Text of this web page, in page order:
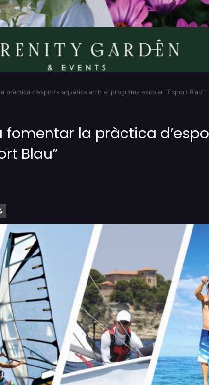
d’esports aquàtics amb el programa escolar “Esport Blau”
fomentar la pràctica
Blau”
Imprimir